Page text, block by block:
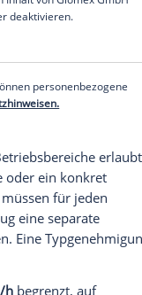
der
,
autonomen
muss das